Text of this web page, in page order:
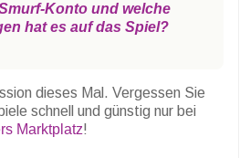
Konto und welche
hat es auf das Spiel?
dieses Mal. Vergessen Sie
schnell und günstig nur bei
Marktplatz!